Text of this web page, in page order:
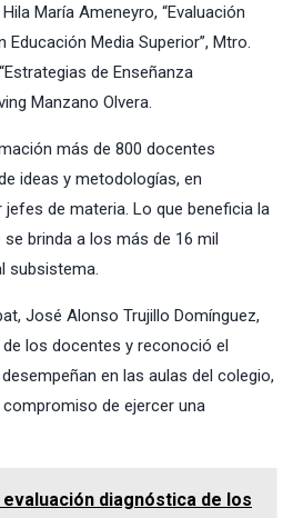
María Ameneyro, “Evaluación
Media Superior”, Mtro.
de Enseñanza
Manzano Olvera.
más de 800 docentes
ideas y metodologías, en
de materia. Lo que beneficia la
brinda a los más de 16 mil
subsistema.
José Alonso Trujillo Domínguez,
los docentes y reconoció el
en las aulas del colegio,
de ejercer una
evaluación diagnóstica de los